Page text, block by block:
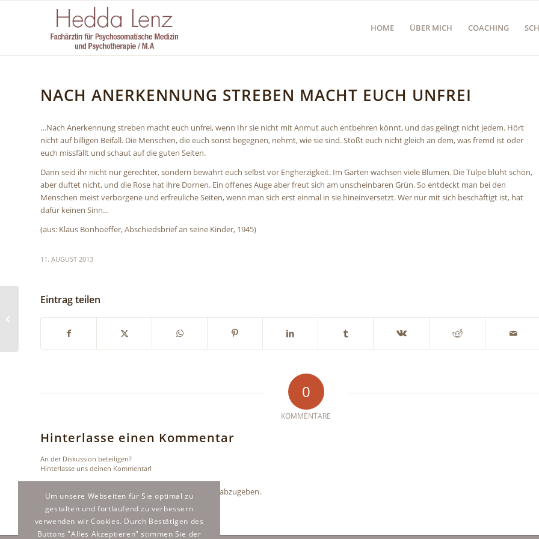
HOME ÜBER MICH COACHING
NACH ANERKENNUNG STREBEN MACHT EUCH UNFREI
…Nach Anerkennung streben macht euch unfrei, wenn Ihr sie nicht mit Anmut auch entbehren könnt, und das gelingt nicht jedem. Hört
nicht auf billigen Beifall. Die Menschen, die euch sonst begegnen, nehmt, wie sie sind. Stoßt euch nicht gleich an dem, was fremd ist oder
euch missfällt und schaut auf die guten Seiten.
Dann seid ihr nicht nur gerechter, sondern bewahrt euch selbst vor Engherzigkeit. Im Garten wachsen viele Blumen. Die Tulpe blüht schön,
aber duftet nicht, und die Rose hat ihre Dornen. Ein offenes Auge aber freut sich am unscheinbaren Grün. So entdeckt man bei den
Menschen meist verborgene und erfreuliche Seiten, wenn man sich erst einmal in sie hineinversetzt. Wer nur mit sich beschäftigt ist, hat
dafür keinen Sinn…
(aus: Klaus Bonhoeffer, Abschiedsbrief an seine Kinder, 1945)
11. AUGUST 2013
Eintrag teilen
0
KOMMENTARE
Hinterlasse einen Kommentar
An der Diskussion beteiligen?
Hinterlasse uns deinen Kommentar!
Du musst angemeldet sein, um einen Kommentar abzugeben.
Kleine Melancholie
Um unsere Webseiten für Sie optimal zu
gestalten und fortlaufend zu verbessern
verwenden wir Cookies. Durch Bestätigen des
Buttons "Alles Akzeptieren" stimmen Sie der